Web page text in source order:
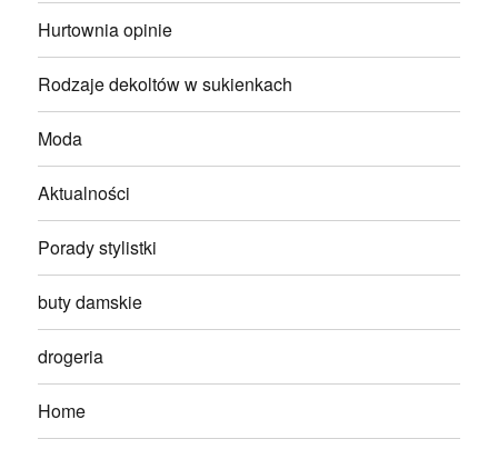
Hurtownia opinie
Rodzaje dekoltów w sukienkach
Moda
Aktualności
Porady stylistki
buty damskie
drogeria
Home